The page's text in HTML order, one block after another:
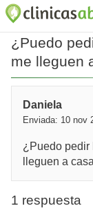
¿Puedo
me lleguen
Daniela
Enviada: 10 nov
¿Puedo pedir
lleguen a
1 respuesta